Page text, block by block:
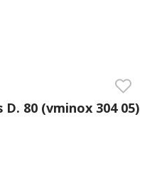
80 (vminox 304 05)